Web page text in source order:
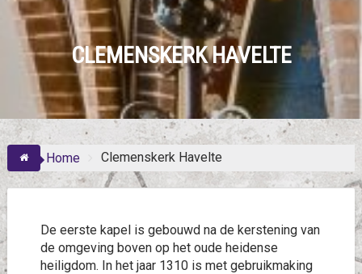
CLEMENSKERK HAVELTE
Home Clemenskerk Havelte
De eerste kapel is gebouwd na de kerstening van
de omgeving boven op het oude heidense
heiligdom. In het jaar 1310 is met gebruikmaking